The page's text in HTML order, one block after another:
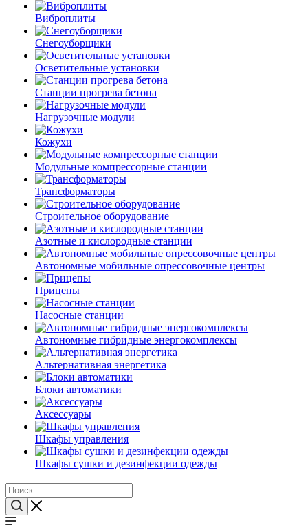
Виброплиты
Снегоуборщики
Осветительные установки
Станции прогрева бетона
Нагрузочные модули
Кожухи
Модульные компрессорные станции
Трансформаторы
Строительное оборудование
Азотные и кислородные станции
Автономные мобильные опрессовочные центры
Прицепы
Насосные станции
Автономные гибридные энергокомплексы
Альтернативная энергетика
Блоки автоматики
Аксессуары
Шкафы управления
Шкафы сушки и дезинфекции одежды